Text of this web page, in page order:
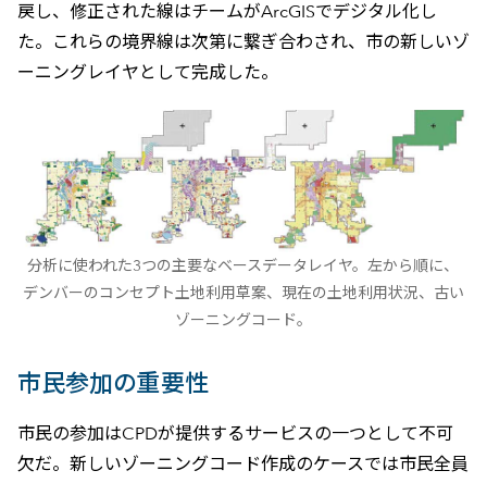
戻し、修正された線はチームがArcGISでデジタル化し
た。これらの境界線は次第に繋ぎ合わされ、市の新しいゾ
ーニングレイヤとして完成した。
分析に使われた3つの主要なベースデータレイヤ。左から順に、
デンバーのコンセプト土地利用草案、現在の土地利用状況、古い
ゾーニングコード。
市民参加の重要性
市民の参加はCPDが提供するサービスの一つとして不可
欠だ。新しいゾーニングコード作成のケースでは市民全員